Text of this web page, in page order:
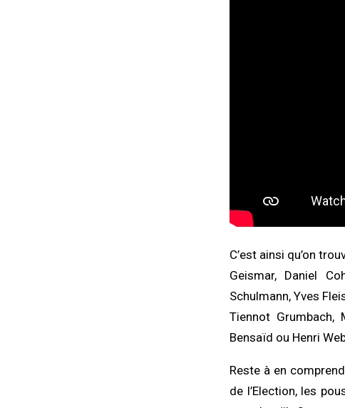
C’est ainsi qu’on
Geismar, Daniel
Schulmann, Yves
Tiennot Grumbach,
Bensaïd ou Henri
Reste à en
de l’Election, les